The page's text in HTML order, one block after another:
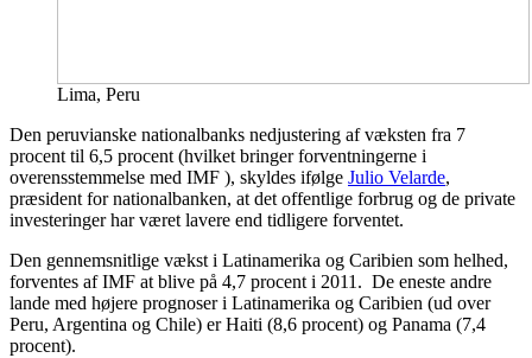
Lima, Peru
Den peruvianske nationalbanks nedjustering af væksten fra 7
procent til 6,5 procent (hvilket bringer forventningerne i
overensstemmelse med IMF ), skyldes ifølge Julio Velarde,
præsident for nationalbanken, at det offentlige forbrug og de private
investeringer har været lavere end tidligere forventet.
Den gennemsnitlige vækst i Latinamerika og Caribien som helhed,
forventes af IMF at blive på 4,7 procent i 2011. De eneste andre
lande med højere prognoser i Latinamerika og Caribien (ud over
Peru, Argentina og Chile) er Haiti (8,6 procent) og Panama (7,4
procent).